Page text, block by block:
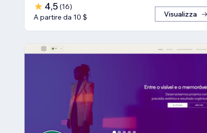
4,5 (16)
A partire da 10 $
Visualizza